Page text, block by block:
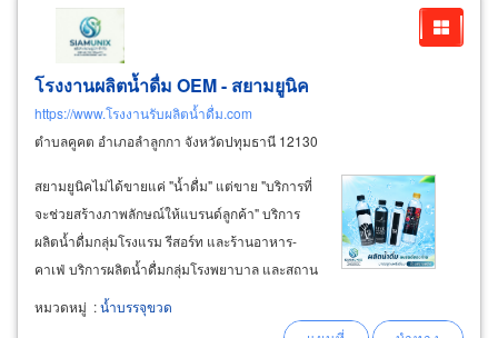
โรงงานผลิตน้ำดื่ม OEM - สยามยูนิค
https://www.โรงงานรับผลิตน้ำดื่ม.com
ตำบลคูคต อำเภอลำลูกกา จังหวัดปทุมธานี 12130
สยามยูนิคไม่ได้ขายแค่ "น้ำดื่ม" แต่ขาย "บริการที่
จะช่วยสร้างภาพลักษณ์ให้แบรนด์ลูกค้า" บริการ
ผลิตน้ำดื่มกลุ่มโรงแรม รีสอร์ท และร้านอาหาร-
คาเฟ่ บริการผลิตน้ำดื่มกลุ่มโรงพยาบาล และสถาน
เสริมความงาม บริการผลิตน้ำดื่มกลุ่มองค์กร
ธนาคาร ประกันภัย และสำนักงานใหญ่ บริการผลิต
หมวดหมู่ :น้ำบรรจุขวด